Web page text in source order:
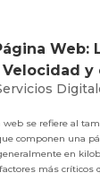
Web:
y
web se refiere al
componen una
en
más críticos